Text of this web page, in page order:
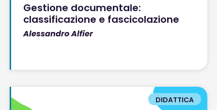
Gestione documentale:
classificazione e fascicolazione
Alessandro Alfier
DIDATTICA